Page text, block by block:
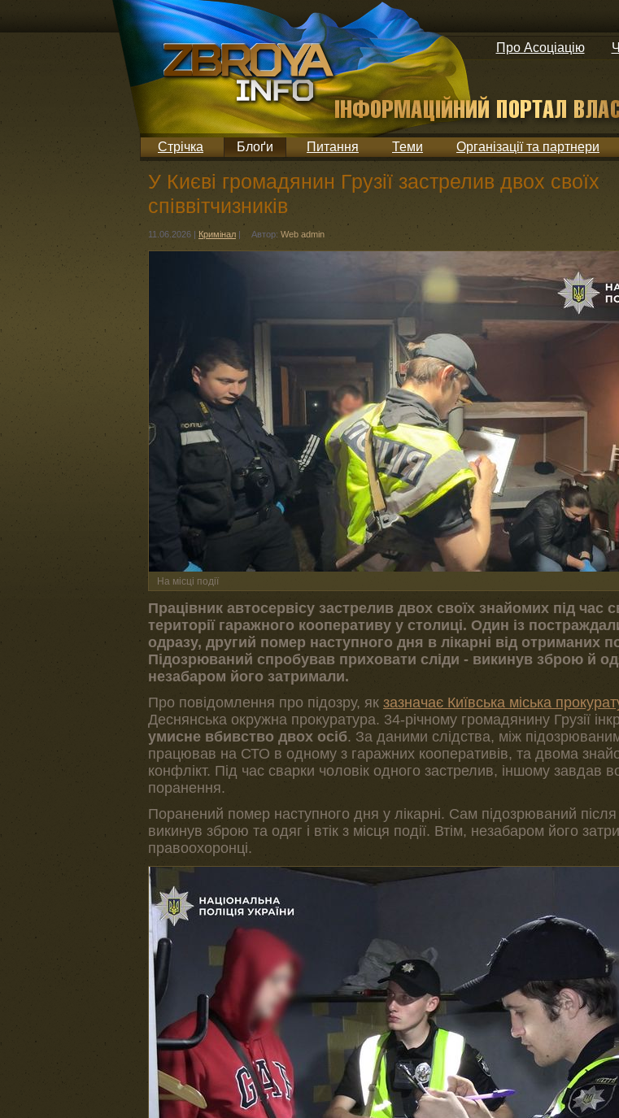
Про Асоціацію
Стрічка Блоґи Питання Теми Організації та партнери
У Києві громадянин Грузії застрелив двох своїх
співвітчизників
11.06.2026 | Кримінал | Автор: Web admin
На місці події
Працівник автосервісу застрелив двох своїх знайомих під час
території гаражного кооперативу у столиці. Один із
одразу, другий помер наступного дня в лікарні від отриманих
Підозрюваний спробував приховати сліди - викинув зброю й
незабаром його затримали.
Про повідомлення про підозру, як зазначає Київська міська
Деснянська окружна прокуратура. 34-річному громадянину Грузії
умисне вбивство двох осіб. За даними слідства, між
працював на СТО в одному з гаражних кооперативів, та двома
конфлікт. Під час сварки чоловік одного застрелив, іншому завдав
поранення.
Поранений помер наступного дня у лікарні. Сам підозрюваний
викинув зброю та одяг і втік з місця події. Втім, незабаром його
правоохоронці.